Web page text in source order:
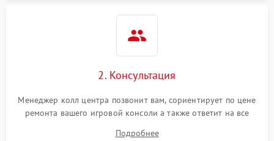
2. Консультация
Менеджер колл центра позвонит вам, сориентирует по цене
ремонта вашего игровой консоли а также ответит на все
Подробнее